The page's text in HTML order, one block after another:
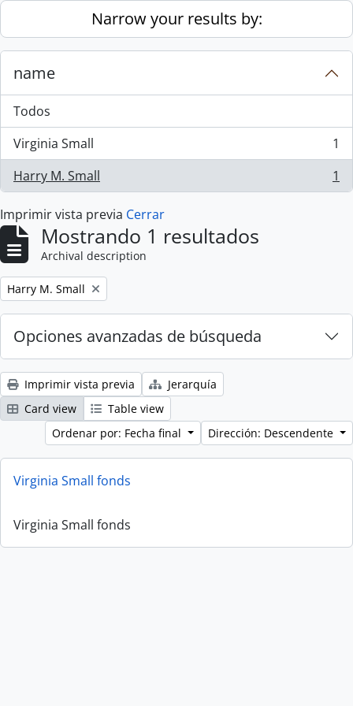
Skip to main contentNarrow your results by:
name
Todos
Virginia Small
, 1 resultados
1
Harry M. Small
, 1 resultados 1
Imprimir vista previa Cerrar
Mostrando 1 resultados
Archival description
Remove filter:
Harry M. Small
Opciones avanzadas de búsqueda
Imprimir vista previa
Jerarquía
Card view
Table view
Ordenar por: Fecha final
Dirección: Descendente
Virginia Small fonds
Virginia Small fonds